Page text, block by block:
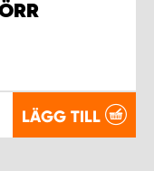
LÄGG TILL